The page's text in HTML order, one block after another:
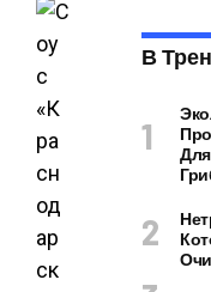
В